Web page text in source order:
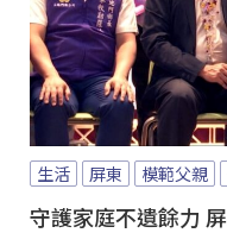
生活 屏東 模範父親
守護家庭不遺餘力